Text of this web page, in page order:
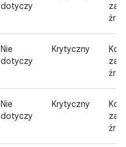
dotyczy
Nie
dotyczy
Krytyczny
Nie
dotyczy
Krytyczny